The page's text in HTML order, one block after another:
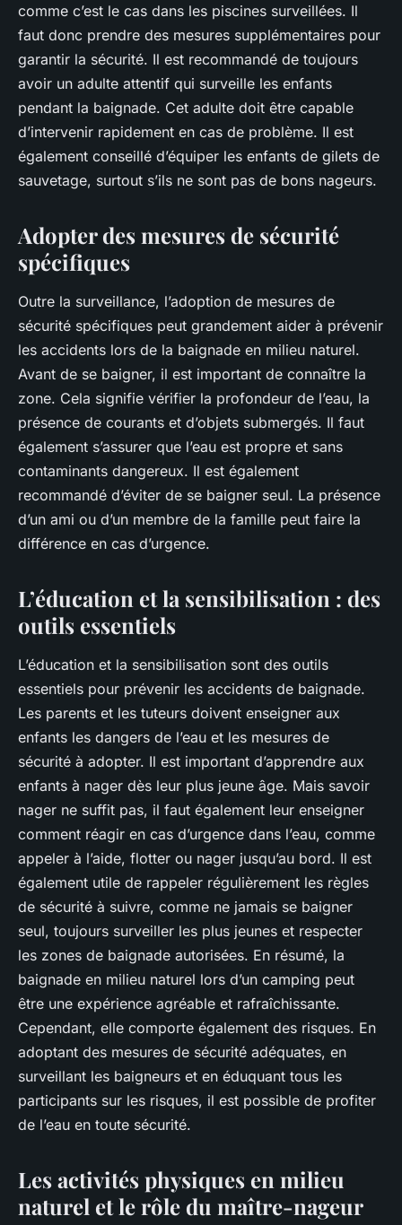
comme c’est le cas dans les piscines surveillées. Il
faut donc prendre des mesures supplémentaires pour
garantir la sécurité. Il est recommandé de toujours
avoir un adulte attentif qui surveille les enfants
pendant la baignade. Cet adulte doit être capable
d’intervenir rapidement en cas de problème. Il est
également conseillé d’équiper les enfants de gilets de
sauvetage, surtout s’ils ne sont pas de bons nageurs.
Adopter des mesures de sécurité
spécifiques
Outre la surveillance, l’adoption de mesures de
sécurité spécifiques peut grandement aider à prévenir
les accidents lors de la baignade en milieu naturel.
Avant de se baigner, il est important de connaître la
zone. Cela signifie vérifier la profondeur de l’eau, la
présence de courants et d’objets submergés. Il faut
également s’assurer que l’eau est propre et sans
contaminants dangereux. Il est également
recommandé d’éviter de se baigner seul. La présence
d’un ami ou d’un membre de la famille peut faire la
différence en cas d’urgence.
L’éducation et la sensibilisation : des
outils essentiels
L’éducation et la sensibilisation sont des outils
essentiels pour prévenir les accidents de baignade.
Les parents et les tuteurs doivent enseigner aux
enfants les dangers de l’eau et les mesures de
sécurité à adopter. Il est important d’apprendre aux
enfants à nager dès leur plus jeune âge. Mais savoir
nager ne suffit pas, il faut également leur enseigner
comment réagir en cas d’urgence dans l’eau, comme
appeler à l’aide, flotter ou nager jusqu’au bord. Il est
également utile de rappeler régulièrement les règles
de sécurité à suivre, comme ne jamais se baigner
seul, toujours surveiller les plus jeunes et respecter
les zones de baignade autorisées. En résumé, la
baignade en milieu naturel lors d’un camping peut
être une expérience agréable et rafraîchissante.
Cependant, elle comporte également des risques. En
adoptant des mesures de sécurité adéquates, en
surveillant les baigneurs et en éduquant tous les
participants sur les risques, il est possible de profiter
de l’eau en toute sécurité.
Les activités physiques en milieu
naturel et le rôle du maître-nageur